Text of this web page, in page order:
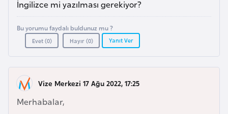
i
İngilizce mi yazılması gerekiyor?
Bu yorumu faydalı buldunuz mu ?
Evet (0) Hayır (0) Yanıt Ver
Vize Merkezi 17 Ağu 2022, 17:25
Merhabalar,
A
e
r
b
a
y